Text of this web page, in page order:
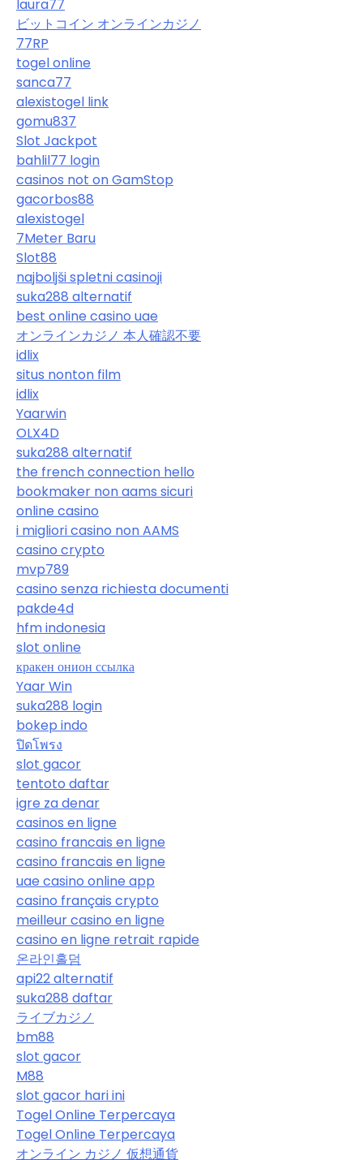
laura77
ビットコイン オンラインカジノ
77RP
togel online
sanca77
alexistogel link
gomu837
Slot Jackpot
bahlil77 login
casinos not on GamStop
gacorbos88
alexistogel
7Meter Baru
Slot88
najboljši spletni casinoji
suka288 alternatif
best online casino uae
オンラインカジノ 本人確認不要
idlix
situs nonton film
idlix
Yaarwin
OLX4D
suka288 alternatif
the french connection hello
bookmaker non aams sicuri
online casino
i migliori casino non AAMS
casino crypto
mvp789
casino senza richiesta documenti
pakde4d
hfm indonesia
slot online
кракен онион ссылка
Yaar Win
suka288 login
bokep indo
ปิดโพรง
slot gacor
tentoto daftar
igre za denar
casinos en ligne
casino francais en ligne
casino francais en ligne
uae casino online app
casino français crypto
meilleur casino en ligne
casino en ligne retrait rapide
온라인홀덤
api22 alternatif
suka288 daftar
ライブカジノ
bm88
slot gacor
M88
slot gacor hari ini
Togel Online Terpercaya
Togel Online Terpercaya
オンライン カジノ 仮想通貨